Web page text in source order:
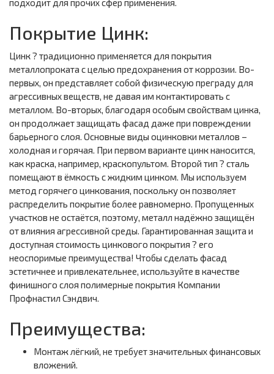
подходит для прочих сфер применения.
Покрытие Цинк:
Цинк ? традиционно применяется для покрытия
металлопроката с целью предохранения от коррозии. Во-
первых, он представляет собой физическую преграду для
агрессивных веществ, не давая им контактировать с
металлом. Во-вторых, благодаря особым свойствам цинка,
он продолжает защищать фасад даже при повреждении
барьерного слоя. Основные виды оцинковки металлов –
холодная и горячая. При первом варианте цинк наносится,
как краска, например, краскопультом. Второй тип ? сталь
помещают в ёмкость с жидким цинком. Мы используем
метод горячего цинкования, поскольку он позволяет
распределить покрытие более равномерно. Пропущенных
участков не остаётся, поэтому, металл надёжно защищён
от влияния агрессивной среды. Гарантированная защита и
доступная стоимость цинкового покрытия ? его
неоспоримые преимущества! Чтобы сделать фасад
эстетичнее и привлекательнее, используйте в качестве
финишного слоя полимерные покрытия Компании
Профнастил Сэндвич.
Преимущества:
Монтаж лёгкий, не требует значительных финансовых
вложений.